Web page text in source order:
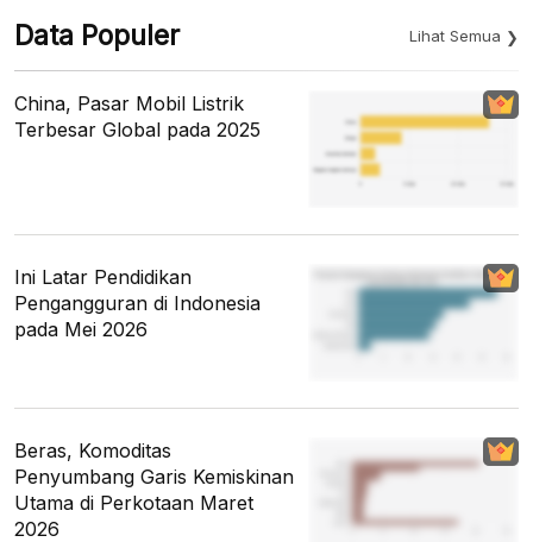
Data Populer Lihat Semua
China, Pasar Mobil Listrik
Terbesar Global pada 2025
Ini Latar Pendidikan
Pengangguran di Indonesia
pada Mei 2026
Beras, Komoditas
Penyumbang Garis Kemiskinan
Utama di Perkotaan Maret
2026